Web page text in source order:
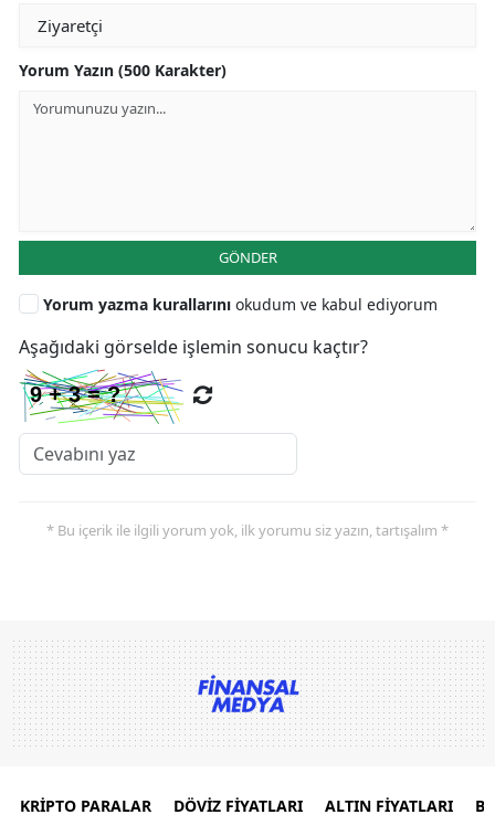
Yorum Yazın (500 Karakter)
GÖNDER
Yorum yazma kurallarını okudum ve kabul ediyorum
Aşağıdaki görselde işlemin sonucu kaçtır?
* Bu içerik ile ilgili yorum yok, ilk yorumu siz yazın, tartışalım *
KRİPTO PARALAR DÖVİZ FİYATLARI ALTIN FİYATLARI